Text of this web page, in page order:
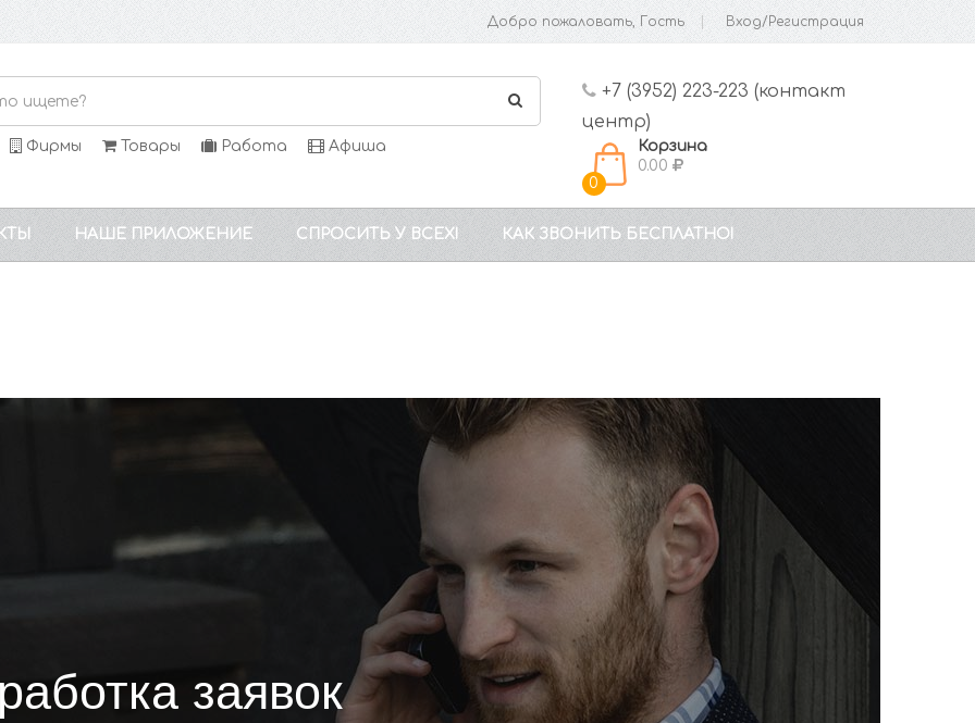
Добро пожаловать, Гость Вход/Регистрация
Фирмы Товары Работа Афиша
+7 (3952) 223-223 (контакт
центр)
0
Корзина
0.00
НАШЕ ПРИЛОЖЕНИЕ СПРОСИТЬ У ВСЕХ! КАК ЗВОНИТЬ БЕСПЛАТНО!
заявок